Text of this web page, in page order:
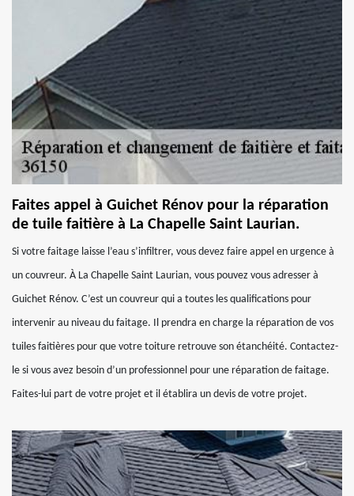
Faites appel à Guichet Rénov pour la réparation
de tuile faitière à La Chapelle Saint Laurian.
Si votre faitage laisse l’eau s’infiltrer, vous devez faire appel en urgence à
un couvreur. À La Chapelle Saint Laurian, vous pouvez vous adresser à
Guichet Rénov. C’est un couvreur qui a toutes les qualifications pour
intervenir au niveau du faitage. Il prendra en charge la réparation de vos
tuiles faitières pour que votre toiture retrouve son étanchéité. Contactez-
le si vous avez besoin d’un professionnel pour une réparation de faitage.
Faites-lui part de votre projet et il établira un devis de votre projet.